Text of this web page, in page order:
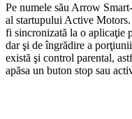
Pe numele său Arrow
al startupului Active
fi sincronizată la o aplicaţie
dar şi de îngrădire a
există şi control parental,
apăsa un buton stop sau